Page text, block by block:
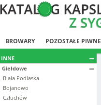
BROWARY POZOSTAŁE PIWNE
INNE
Giełdowe
Biała Podlaska
Bojanowo
Człuchów